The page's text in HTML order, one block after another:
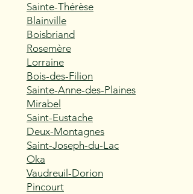
Sainte-Thérèse
Blainville
Boisbriand
Rosemère
Lorraine
Bois-des-Filion
Sainte-Anne-des-Plaines
Mirabel
Saint-Eustache
Deux-Montagnes
Saint-Joseph-du-Lac
Oka
Vaudreuil-Dorion
Pincourt